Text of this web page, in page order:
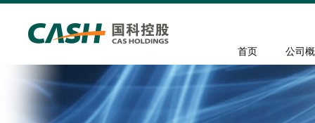
首页 公司